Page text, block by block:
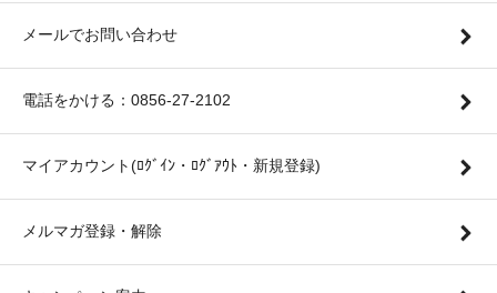
メールでお問い合わせ
電話をかける：0856-27-2102
マイアカウント(ﾛｸﾞｲﾝ・ﾛｸﾞｱｳﾄ・新規登録)
メルマガ登録・解除